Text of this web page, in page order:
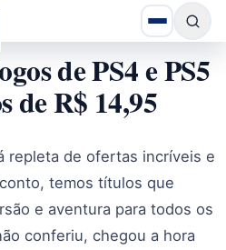
de PS4 e PS5
de R$ 14,95
repleta de ofertas incríveis e
temos títulos que
e aventura para todos os
conferiu, chegou a hora